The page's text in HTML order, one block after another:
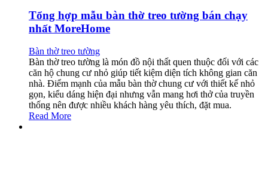
Tổng hợp mẫu bàn thờ treo tường bán chạy
nhất MoreHome
Bàn thờ treo tường
Bàn thờ treo tường là món đồ nội thất quen thuộc đối với các
căn hộ chung cư nhỏ giúp tiết kiệm diện tích không gian căn
nhà. Điểm mạnh của mẫu bàn thờ chung cư với thiết kế nhỏ
gọn, kiểu dáng hiện đại nhưng vẫn mang hơi thở của truyền
thống nên được nhiều khách hàng yêu thích, đặt mua.
Read More